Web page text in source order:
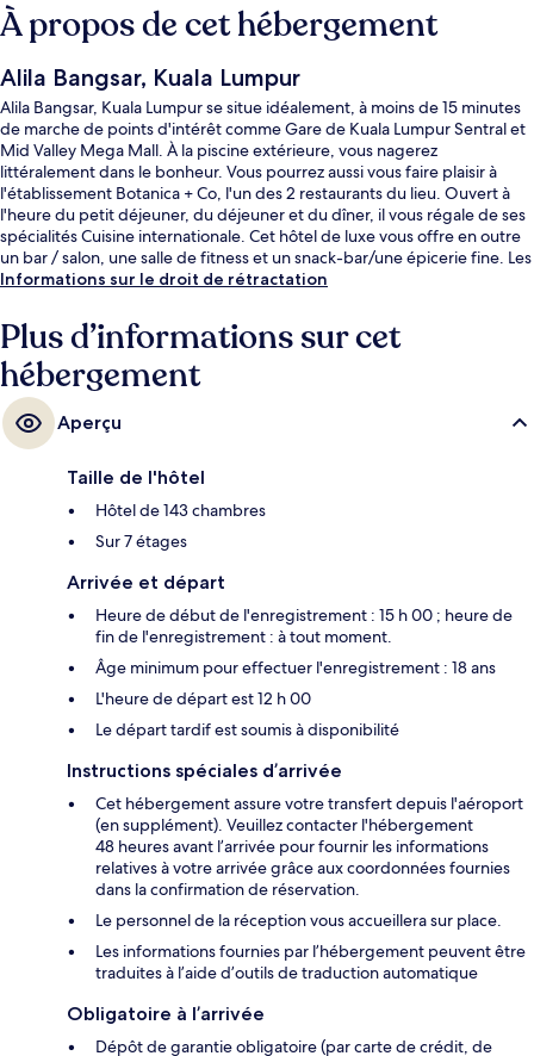
À propos de cet hébergement
Alila Bangsar, Kuala Lumpur
Alila Bangsar, Kuala Lumpur se situe idéalement, à moins de 15 minutes
de marche de points d'intérêt comme Gare de Kuala Lumpur Sentral et
Mid Valley Mega Mall. À la piscine extérieure, vous nagerez
littéralement dans le bonheur. Vous pourrez aussi vous faire plaisir à
l'établissement Botanica + Co, l'un des 2 restaurants du lieu. Ouvert à
l'heure du petit déjeuner, du déjeuner et du dîner, il vous régale de ses
spécialités Cuisine internationale. Cet hôtel de luxe vous offre en outre
un bar / salon, une salle de fitness et un snack-bar/une épicerie fine. Les
autres voyageurs sont séduits par le personnel attentionné et
distance à pied : Arrêt Bangsar est à 3 min et Arrêt KL Sentral, à 13 min.
Informations sur le droit de rétractation
Plus d’informations sur cet
hébergement
Aperçu
Taille de l'hôtel
Hôtel de 143 chambres
Sur 7 étages
Arrivée et départ
Heure de début de l'enregistrement : 15 h 00 ; heure de
fin de l'enregistrement : à tout moment.
Âge minimum pour effectuer l'enregistrement : 18 ans
L'heure de départ est 12 h 00
Le départ tardif est soumis à disponibilité
Instructions spéciales d’arrivée
Cet hébergement assure votre transfert depuis l'aéroport
(en supplément). Veuillez contacter l'hébergement
48 heures avant l’arrivée pour fournir les informations
relatives à votre arrivée grâce aux coordonnées fournies
dans la confirmation de réservation.
Le personnel de la réception vous accueillera sur place.
Les informations fournies par l’hébergement peuvent être
traduites à l’aide d’outils de traduction automatique
Obligatoire à l’arrivée
Dépôt de garantie obligatoire (par carte de crédit, de